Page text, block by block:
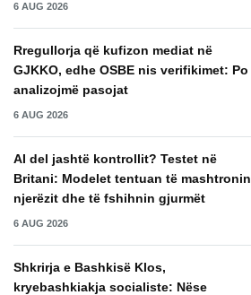
6 AUG 2026
Rregullorja që kufizon mediat në
GJKKO, edhe OSBE nis verifikimet: Po
analizojmë pasojat
6 AUG 2026
AI del jashtë kontrollit? Testet në
Britani: Modelet tentuan të mashtronin
njerëzit dhe të fshihnin gjurmët
6 AUG 2026
Shkrirja e Bashkisë Klos,
kryebashkiakja socialiste: Nëse